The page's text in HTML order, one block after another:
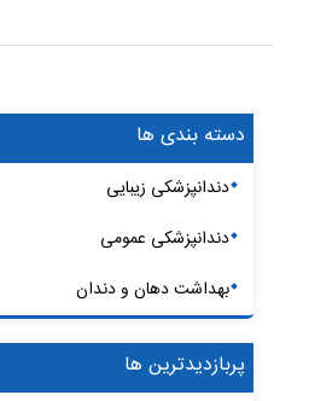
دسته بندی ها
دندانپزشکی زیبایی
دندانپزشکی عمومی
بهداشت دهان و دندان
پربازدیدترین ها